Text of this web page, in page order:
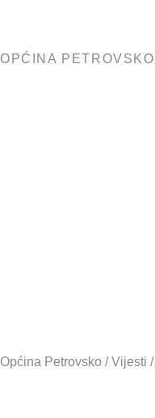
OPĆINA PETROVSKO
Općina Petrovsko /Vijesti /